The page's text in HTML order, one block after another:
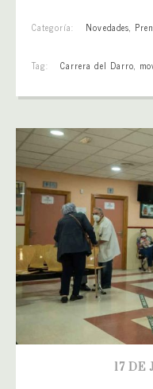
Categoría: Novedades,
Tag: Carrera del Darro,
17 DE